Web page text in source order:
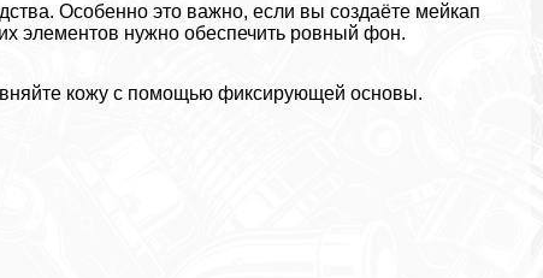
Особенно это важно, если вы создаёте мейкап
элементов нужно обеспечить ровный фон.
кожу с помощью фиксирующей основы.